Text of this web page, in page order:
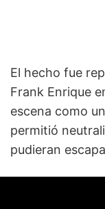
El hecho fue
Frank Enrique
escena como
permitió
pudieran